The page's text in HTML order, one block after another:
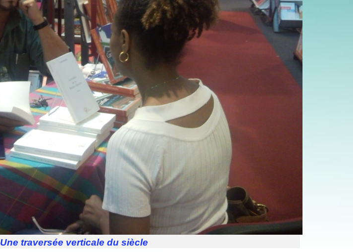
Une traversée verticale du siècle